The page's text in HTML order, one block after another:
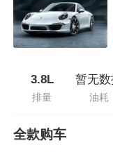
3.8L
排量
暂无
油耗
全款购车